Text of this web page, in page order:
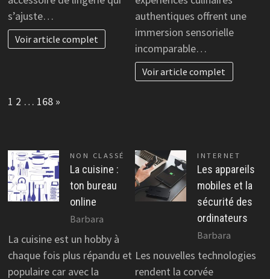
s’ajuste…
Voir article complet
authentiques offrent une
immersion sensorielle
incomparable…
Voir article complet
Page:
1 2 … 168 Next
»
NON CLASSÉ
La cuisine :
ton bureau
online
Barbara
La cuisine est un hobby à
chaque fois plus répandu et
populaire car avec la
INTERNET
Les appareils
mobiles et la
sécurité des
ordinateurs
Barbara
Les nouvelles technologies
rendent la corvée